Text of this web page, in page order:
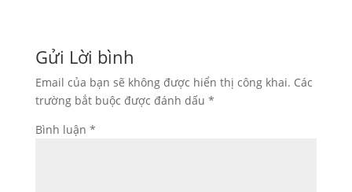
Gửi Lời bình
Email của bạn sẽ không được hiển thị công khai. Các
trường bắt buộc được đánh dấu *
Bình luận *